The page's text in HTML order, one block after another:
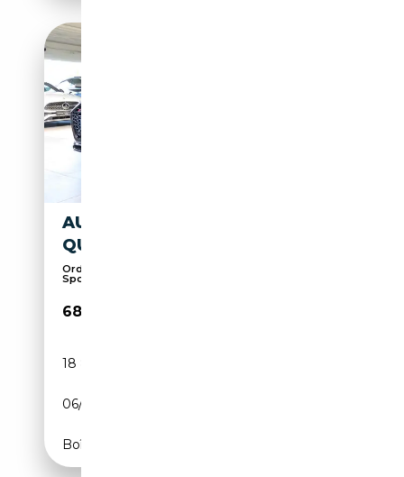
AUDI RS5 RS 5 2.9 TFSI
QUATTRO SPORTBACK
Ordinateur de bord, Affichage tête haute, Pack
Spo...
68 990€
18 800 km
06/2024
Boîte automatique